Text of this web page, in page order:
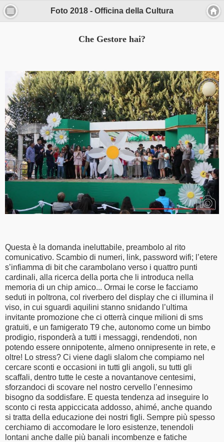
utilizzati si avvalgono di cookie necessari al
funzionamento ed utili alle finalità illustrate
nella cookie policy. Se vuoi saperne di più o
negare il consenso a tutti o ad alcuni cookie,
consulta la cookie policy.
Chiudendo questo banner, scorrendo questa
pagina, cliccando su un link o proseguendo
la navigazione in altra maniera, acconsenti
all’uso dei cookie.
Ho capito
Foto 2018 - Officina della Cultura
Che Gestore hai?
Questa è la domanda ineluttabile, preambolo al rito
comunicativo. Scambio di numeri, link, password wifi; l’etere
s’infiamma di bit che carambolano verso i quattro punti
cardinali, alla ricerca della porta che li introduca nella
memoria di un chip amico... Ormai le corse le facciamo
seduti in poltrona, col riverbero del display che ci illumina il
viso, in cui sguardi aquilini stanno snidando l’ultima
invitante promozione che ci otterrà cinque milioni di sms
gratuiti, e un famigerato T9 che, autonomo come un bimbo
prodigio, risponderà a tutti i messaggi, rendendoti, non
potendo essere onnipotente, almeno onnipresente in rete, e
oltre! Lo stress? Ci viene dagli slalom che compiamo nel
cercare sconti e occasioni in tutti gli angoli, su tutti gli
scaffali, dentro tutte le ceste a novantanove centesimi,
sforzandoci di scovare nel nostro cervello l’ennesimo
bisogno da soddisfare. E questa tendenza ad inseguire lo
sconto ci resta appiccicata addosso, ahimé, anche quando
si tratta della educazione dei nostri figli. Sempre più spesso
cerchiamo di accomodare le loro esistenze, tenendoli
lontani anche dalle più banali incombenze e fatiche